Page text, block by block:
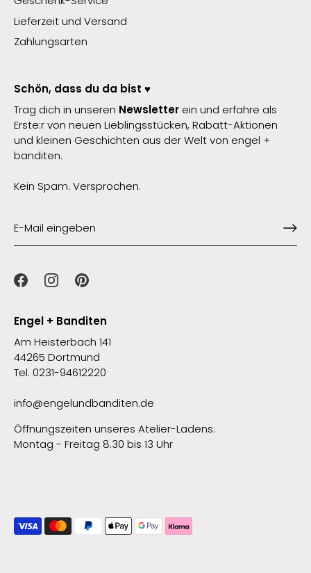
Lieferzeit und Versand
Zahlungsarten
Schön, dass du da bist ♥️
Trag dich in unseren Newsletter ein und erfahre als
Erste:r von neuen Lieblingsstücken, Rabatt-Aktionen
und kleinen Geschichten aus der Welt von engel +
banditen.
Kein Spam. Versprochen.
Engel + Banditen
Am Heisterbach 141
44265 Dortmund
Tel. 0231-94612220
info@engelundbanditen.de
Öffnungszeiten unseres Atelier-Ladens:
Montag - Freitag 8.30 bis 13 Uhr